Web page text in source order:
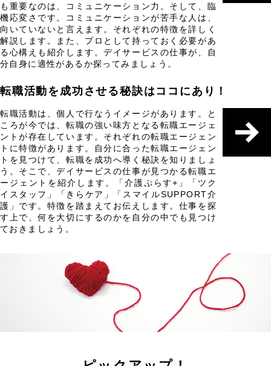
も重要なのは、コミュニケーション力。そして、臨
機応変さです。コミュニケーションが苦手な人は、
向いていないと言えます。それぞれの特徴を詳しく
解説します。また、プロとして持っておく必要があ
る心構えも紹介します。デイサービスの仕事が、自
分自身に適性があるか探ってみましょう。
転職活動を成功させる秘訣はココにあり！
転職活動は、個人で行なうイメージがあります。と
ころが今では、転職の強い味方となる転職エージェ
ントが存在しています。それぞれの転職エージェン
トに特徴があります。自分に合った転職エージェン
トを見つけて、転職を成功へ導く秘訣を知りましょ
う。そこで、デイサービスの仕事が見つかる転職エ
ージェントを紹介します。「介護ぷらす+」「ツク
イスタッフ」「きらケア」「スマイルSUPPORT介
護」です。特徴を踏まえてお伝えします。仕事を探
す上で、何を大切にするのかを自分の中でも見つけ
ておきましょう。